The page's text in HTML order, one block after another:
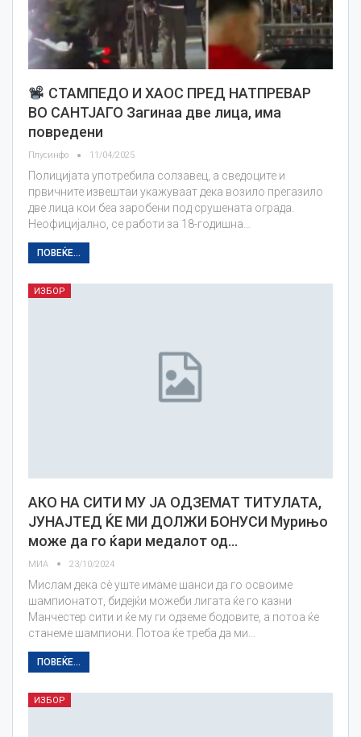
СТАМПЕДО И ХАОС ПРЕД НАТПРЕВАР
ВО САНТЈАГО Загинаа две лица, има
повредени
Плусинфо 11/04/2025
Полицијата употребила солзавец, а сведоците и
првичните извештаи укажуваат дека возило прегазило
две лица кои беа заробени под срушената ограда.
Неофицијално, се работи за 18-годишна…
ПОВЕЌЕ...
ИЗБОР
АКО НА СИТИ МУ ЈА ОДЗЕМАТ ТИТУЛАТА,
ЈУНАЈТЕД ЌЕ МИ ДОЛЖИ БОНУСИ Мурињо
може да го ќари медалот од…
МИА 23/10/2024
Мислам дека сè уште имаме шанси да го освоиме
шампионатот, бидејќи можеби лигата ќе го казни
Манчестер сити и ќе му ги одземе бодовите, а потоа ќе
станеме шампиони. Потоа ќе треба да ми…
ПОВЕЌЕ...
ИЗБОР